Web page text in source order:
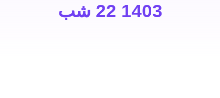
1403 22 شب